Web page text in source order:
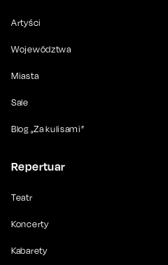
Artyści
Województwa
Miasta
Sale
Blog „Za kulisami”
Repertuar
Teatr
Koncerty
Kabarety